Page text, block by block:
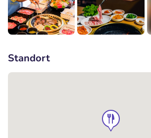
Standort